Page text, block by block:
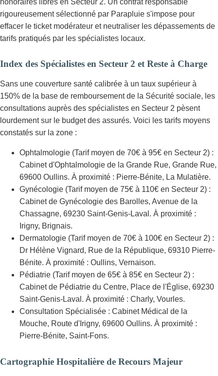
honoraires libres en Secteur 2. Un contrat responsable
rigoureusement sélectionné par Parapluie s'impose pour
effacer le ticket modérateur et neutraliser les dépassements de
tarifs pratiqués par les spécialistes locaux.
Index des Spécialistes en Secteur 2 et Reste à Charge
Sans une couverture santé calibrée à un taux supérieur à
150% de la base de remboursement de la Sécurité sociale, les
consultations auprès des spécialistes en Secteur 2 pèsent
lourdement sur le budget des assurés. Voici les tarifs moyens
constatés sur la zone :
Ophtalmologie (Tarif moyen de 70€ à 95€ en Secteur 2) :
Cabinet d'Ophtalmologie de la Grande Rue, Grande Rue,
69600 Oullins. À proximité : Pierre-Bénite, La Mulatière.
Gynécologie (Tarif moyen de 75€ à 110€ en Secteur 2) :
Cabinet de Gynécologie des Barolles, Avenue de la
Chassagne, 69230 Saint-Genis-Laval. À proximité :
Irigny, Brignais.
Dermatologie (Tarif moyen de 70€ à 100€ en Secteur 2) :
Dr Hélène Vignard, Rue de la République, 69310 Pierre-
Bénite. À proximité : Oullins, Vernaison.
Pédiatrie (Tarif moyen de 65€ à 85€ en Secteur 2) :
Cabinet de Pédiatrie du Centre, Place de l'Église, 69230
Saint-Genis-Laval. À proximité : Charly, Vourles.
Consultation Spécialisée : Cabinet Médical de la
Mouche, Route d'Irigny, 69600 Oullins. À proximité :
Pierre-Bénite, Saint-Fons.
Cartographie Hospitalière de Recours Majeur